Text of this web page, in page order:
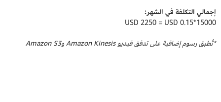
إجمالي التكلفة في الشهر:
15000*0.15 USD ‏= 2250 USD
*تُطبق رسوم إضافية على تدفق فيديو Amazon Kinesis وAmazon S3